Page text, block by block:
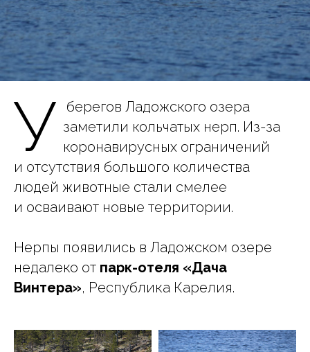
У
берегов Ладожского озера
заметили кольчатых нерп. Из-за
коронавирусных ограничений
и отсутствия большого количества
людей животные стали смелее
и осваивают новые территории.
Нерпы появились в Ладожском озере
недалеко от парк-отеля «Дача
Винтера», Республика Карелия.